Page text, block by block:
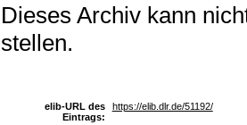
Dieses Archiv kann
stellen.
elib-URL des
Eintrags:
https://elib.dlr.de/51192/